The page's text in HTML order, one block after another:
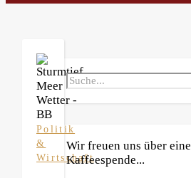
Politik
&
Wirtschaft
Wir freuen uns über eine
Kaffeespende...